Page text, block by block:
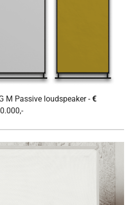
M Passive loudspeaker -€